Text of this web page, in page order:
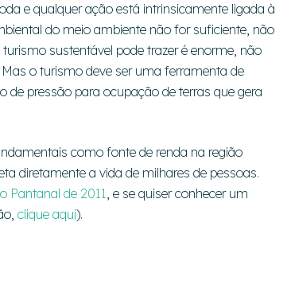
e qualquer ação está intrinsicamente ligada à
do meio ambiente não for suficiente, não
sustentável pode trazer é enorme, não
o turismo deve ser uma ferramenta de
pressão para ocupação de terras que gera
como fonte de renda na região
diretamente a vida de milhares de pessoas.
Pantanal de 2011, e se quiser conhecer um
clique aqui).